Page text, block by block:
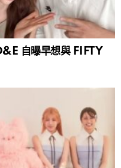
自曝早想與 FIFTY